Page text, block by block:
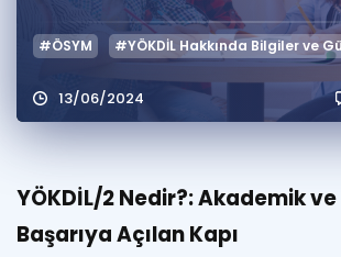
Ücretsiz Kaynaklar
Puan Hesaplama
ÖSYM Sınav Takvimi
İngilizce
Hakkımızda
Kariyer
Soru & Cevap
İletişim
#ÖSYM #YÖKDİL Hakkında Bilgiler ve
13/06/2024
YÖKDİL/2 Nedir?:Akademik
Başarıya Açılan Kapı